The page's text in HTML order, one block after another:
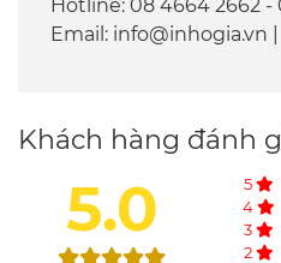
Hotline: 08 4664 2662 -
Email: info@inhogia.vn
Khách hàng đánh
5.0 5
4
3
2